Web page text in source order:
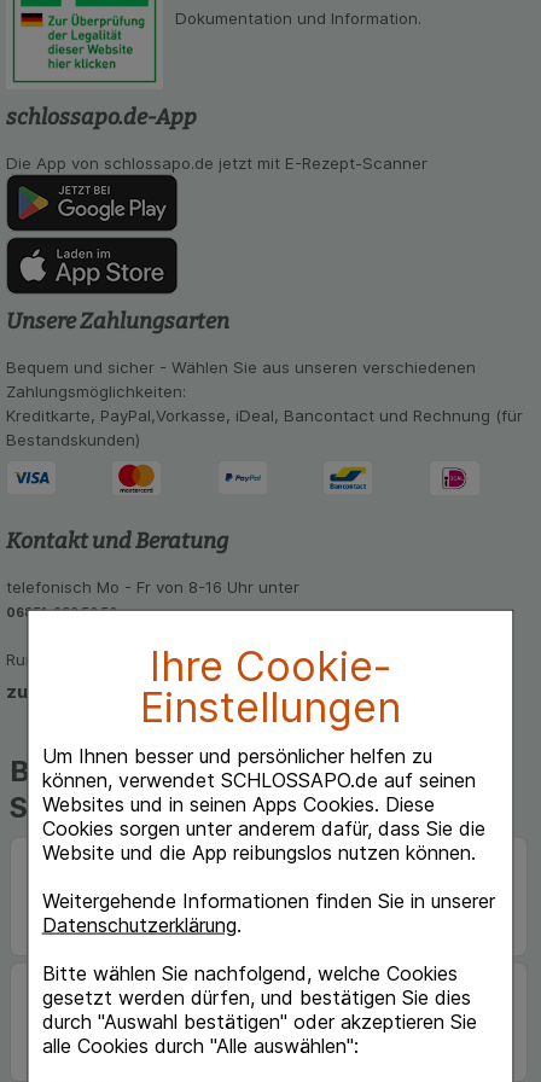
Ihre Cookie-
Einstellungen
Um Ihnen besser und persönlicher helfen zu
können, verwendet SCHLOSSAPO.de auf seinen
Websites und in seinen Apps Cookies. Diese
Cookies sorgen unter anderem dafür, dass Sie die
Website und die App reibungslos nutzen können.
Weitergehende Informationen finden Sie in unserer
Datenschutzerklärung.
Bitte wählen Sie nachfolgend, welche Cookies
gesetzt werden dürfen, und bestätigen Sie dies
durch "Auswahl bestätigen" oder akzeptieren Sie
alle Cookies durch "Alle auswählen":
Dokumentation und Information.
schlossapo.de-App
Die App von schlossapo.de jetzt mit E-Rezept-Scanner
Unsere Zahlungsarten
Bequem und sicher - Wählen Sie aus unseren verschiedenen
Zahlungsmöglichkeiten:
Kreditkarte, PayPal,Vorkasse, iDeal, Bancontact und Rechnung (für
Bestandskunden)
Kontakt und Beratung
telefonisch Mo - Fr von 8-16 Uhr unter
06851-939 56 56
Rund um die Uhr per E-Mail
zum Kontaktformular
Beliebte Marken auf
Schlossapo.de